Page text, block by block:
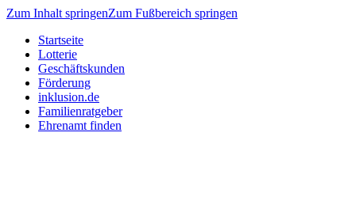
Zum Inhalt springenZum Fußbereich springen
Startseite
Lotterie
Geschäftskunden
Förderung
inklusion.de
Familienratgeber
Ehrenamt finden